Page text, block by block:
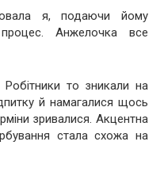
я, подаючи йому
Анжелочка все
то зникали на
й намагалися щось
зривалися. Акцентна
стала схожа на